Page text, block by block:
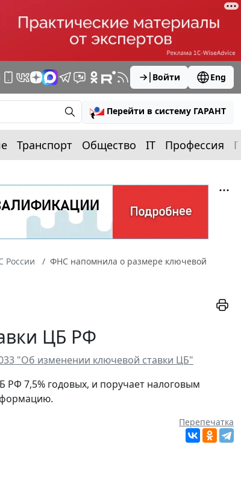
Войти Eng
Перейти в систему ГАРАНТ
Транспорт Общество IT Профессия
России
ФНС напомнила о размере ключевой
ЦБ РФ
"Об изменении ключевой ставки ЦБ"
РФ 7,5% годовых, и поручает налоговым
Перепечатка